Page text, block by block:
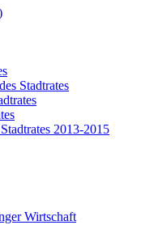
Stadtrates
2013-2015
Wirtschaft